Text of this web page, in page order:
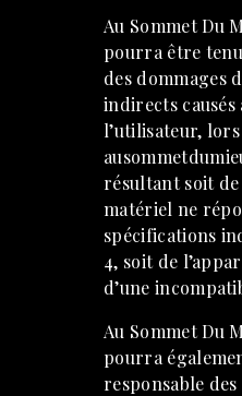
Au Sommet Du
pourra être
des dommages
indirects
l’utilisateur, lors
résultant soit de
matériel ne
spécifications
4, soit de
d’une
Au Sommet Du
pourra
responsable